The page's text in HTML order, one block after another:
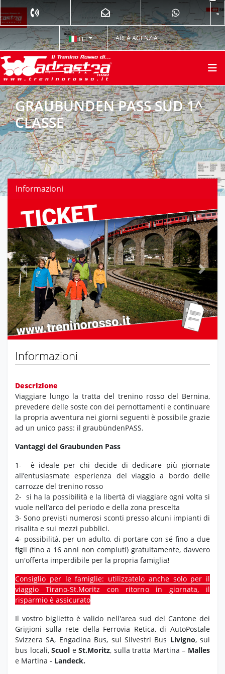
IT AREA AGENZIA
GRAUBUNDEN PASS SUD 1^
CLASSE
Informazioni
Previous Next
Informazioni
Descrizione
Viaggiare lungo la tratta del trenino rosso del Bernina,
prevedere delle soste con dei pernottamenti e continuare
la propria avventura nei giorni seguenti è possibile grazie
ad un unico pass: il graubündenPASS.
Vantaggi del Graubunden Pass
1- è ideale per chi decide di dedicare più giornate
all’entusiasmate esperienza del viaggio a bordo delle
carrozze del trenino rosso
2- si ha la possibilità e la libertà di viaggiare ogni volta si
vuole nell’arco del periodo e della zona prescelta
3- Sono previsti numerosi sconti presso alcuni impianti di
risalita e sui mezzi pubblici.
4- possibilità, per un adulto, di portare con sé fino a due
figli (fino a 16 anni non compiuti) gratuitamente, davvero
un'offerta imperdibile per la propria famiglia!
Consiglio per le famiglie: utilizzatelo anche solo per il
viaggio Tirano-St.Moritz con ritorno in giornata, il
risparmio è assicurato
Il vostro biglietto è valido nell'area sud del Cantone dei
Grigioni sulla rete della Ferrovia Retica, di AutoPostale
Svizzera SA, Engadina Bus, sul Silvestri Bus Livigno, sui
bus locali,Scuol eSt.Moritz, sulla tratta Martina – Malles
e Martina - Landeck.